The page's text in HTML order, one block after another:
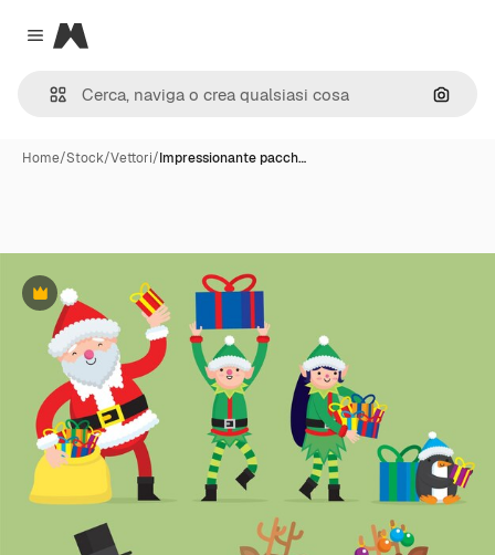
Close menu
Magnific
Cerca
Home/Stock/Vettori/Impressionante pacch…
Premium